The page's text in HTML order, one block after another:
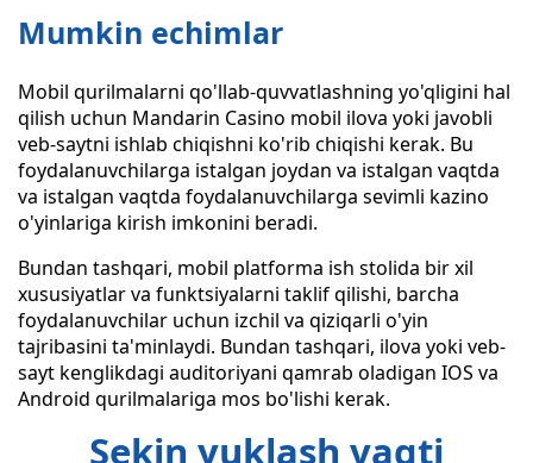
Mumkin echimlar
Mobil qurilmalarni qo'llab-quvvatlashning yo'qligini hal
qilish uchun Mandarin Casino mobil ilova yoki javobli
veb-saytni ishlab chiqishni ko'rib chiqishi kerak. Bu
foydalanuvchilarga istalgan joydan va istalgan vaqtda
va istalgan vaqtda foydalanuvchilarga sevimli kazino
o'yinlariga kirish imkonini beradi.
Bundan tashqari, mobil platforma ish stolida bir xil
xususiyatlar va funktsiyalarni taklif qilishi, barcha
foydalanuvchilar uchun izchil va qiziqarli o'yin
tajribasini ta'minlaydi. Bundan tashqari, ilova yoki veb-
sayt kenglikdagi auditoriyani qamrab oladigan IOS va
Android qurilmalariga mos bo'lishi kerak.
Sekin yuklash vaqti